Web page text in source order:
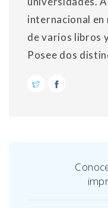
internacional en
de varios libros
Posee dos